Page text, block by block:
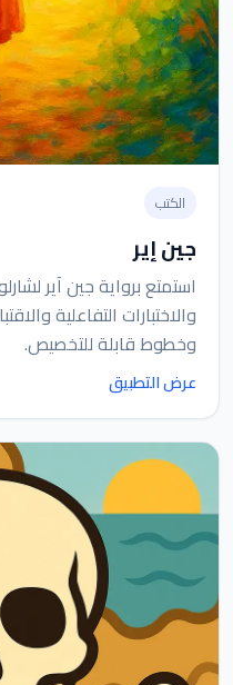
الكتب
جين إير
استمتع برواية جين آير
والاختبارات التفاعلية
وخطوط قابلة للتخصيص.
عرض التطبيق